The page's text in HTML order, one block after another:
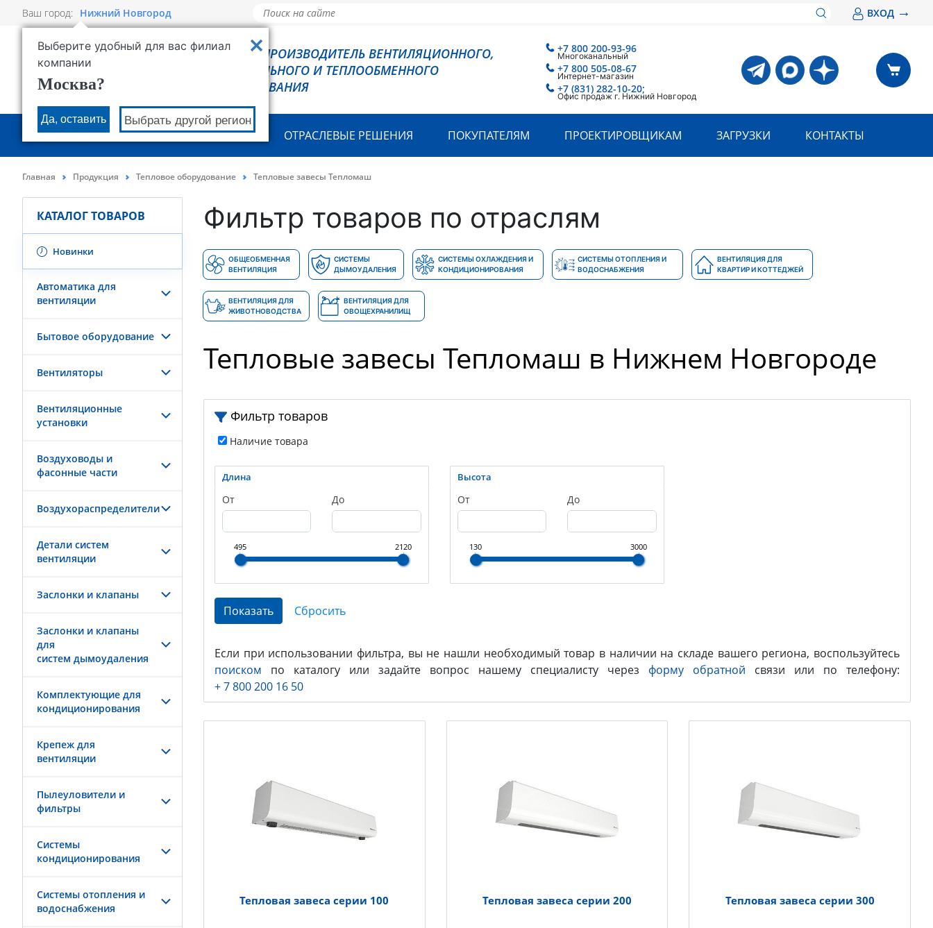
Ваш город: Нижний Новгород
Выберите удобный для вас филиал
компании
Москва?
Да, оставить Выбрать другой регион
ВХОД →
РОВЕН - ПРОИЗВОДИТЕЛЬ ВЕНТИЛЯЦИОННОГО,
ХОЛОДИЛЬНОГО И ТЕПЛООБМЕННОГО
ОБОРУДОВАНИЯ
+7 800 200-93-96
Многоканальный
+7 800 505-08-67
Интернет-магазин
+7 (831) 282-10-20;
Офис продаж г. Нижний Новгород
О КОМПАНИИ ПРОДУКЦИЯ ОТРАСЛЕВЫЕ РЕШЕНИЯ ПОКУПАТЕЛЯМ ПРОЕКТИРОВЩИКАМ ЗАГРУЗКИ КОНТАКТЫ
Главная Продукция Тепловое оборудование Тепловые завесы Тепломаш
КАТАЛОГ ТОВАРОВ
Новинки
Автоматика для
вентиляции
Бытовое оборудование
Вентиляторы
Вентиляционные
установки
Воздуховоды и
фасонные части
Воздухораспределители
Детали систем
вентиляции
Заслонки и клапаны
Заслонки и клапаны
для
систем дымоудаления
Комплектующие для
кондиционирования
Крепеж для
вентиляции
Пылеуловители и
фильтры
Системы
кондиционирования
Системы отопления и
водоснабжения
Фильтр товаров по отраслям
ОБЩЕОБМЕННАЯ
ВЕНТИЛЯЦИЯ
СИСТЕМЫ
ДЫМОУДАЛЕНИЯ
СИСТЕМЫ ОХЛАЖДЕНИЯ И
КОНДИЦИОНИРОВАНИЯ
СИСТЕМЫ ОТОПЛЕНИЯ И
ВОДОСНАБЖЕНИЯ
ВЕНТИЛЯЦИЯ ДЛЯ
КВАРТИР И КОТТЕДЖЕЙ
ВЕНТИЛЯЦИЯ ДЛЯ
ЖИВОТНОВОДСТВА
ВЕНТИЛЯЦИЯ ДЛЯ
ОВОЩЕХРАНИЛИЩ
Тепловые завесы Тепломаш в Нижнем Новгороде
Фильтр товаров
Наличие товара
Длина
От До
495 2120
Высота
От До
130 3000
Если при использовании фильтра, вы не нашли необходимый товар в наличии на складе вашего региона, воспользуйтесь
поиском по каталогу или задайте вопрос нашему специалисту через форму обратной связи или по телефону:
+ 7 800 200 16 50
Тепловая завеса серии 100 Тепловая завеса серии 200 Тепловая завеса серии 300